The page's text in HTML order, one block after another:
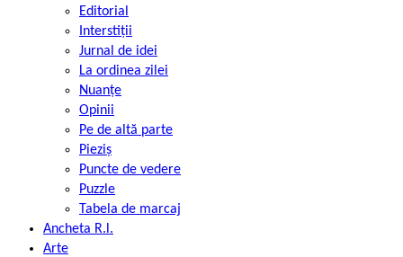
Editorial
Interstiții
Jurnal de idei
La ordinea zilei
Nuanțe
Opinii
Pe de altă parte
Pieziș
Puncte de vedere
Puzzle
Tabela de marcaj
Ancheta R.l.
Arte